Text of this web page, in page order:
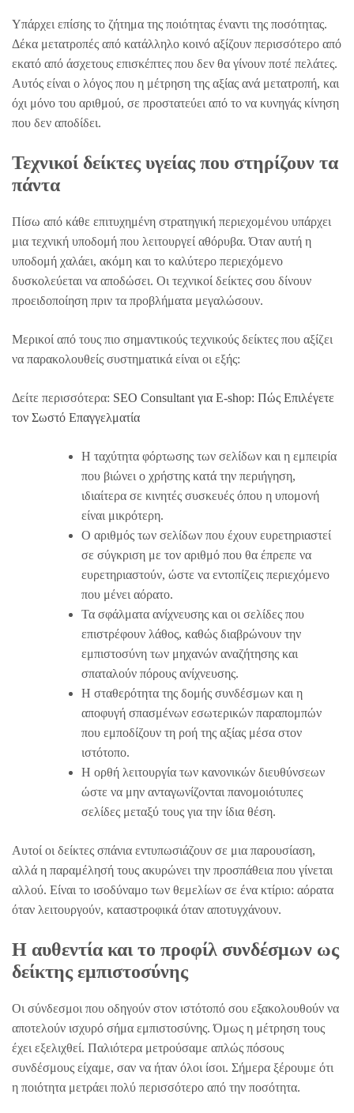
Υπάρχει επίσης το ζήτημα της ποιότητας έναντι της ποσότητας.
Δέκα μετατροπές από κατάλληλο κοινό αξίζουν περισσότερο από
εκατό από άσχετους επισκέπτες που δεν θα γίνουν ποτέ πελάτες.
Αυτός είναι ο λόγος που η μέτρηση της αξίας ανά μετατροπή, και
όχι μόνο του αριθμού, σε προστατεύει από το να κυνηγάς κίνηση
που δεν αποδίδει.
Τεχνικοί δείκτες υγείας που στηρίζουν τα
πάντα
Πίσω από κάθε επιτυχημένη στρατηγική περιεχομένου υπάρχει
μια τεχνική υποδομή που λειτουργεί αθόρυβα. Όταν αυτή η
υποδομή χαλάει, ακόμη και το καλύτερο περιεχόμενο
δυσκολεύεται να αποδώσει. Οι τεχνικοί δείκτες σου δίνουν
προειδοποίηση πριν τα προβλήματα μεγαλώσουν.
Μερικοί από τους πιο σημαντικούς τεχνικούς δείκτες που αξίζει
να παρακολουθείς συστηματικά είναι οι εξής:
Δείτε περισσότερα: SEO Consultant για E-shop: Πώς Επιλέγετε
τον Σωστό Επαγγελματία
Η ταχύτητα φόρτωσης των σελίδων και η εμπειρία
που βιώνει ο χρήστης κατά την περιήγηση,
ιδιαίτερα σε κινητές συσκευές όπου η υπομονή
είναι μικρότερη.
Ο αριθμός των σελίδων που έχουν ευρετηριαστεί
σε σύγκριση με τον αριθμό που θα έπρεπε να
ευρετηριαστούν, ώστε να εντοπίζεις περιεχόμενο
που μένει αόρατο.
Τα σφάλματα ανίχνευσης και οι σελίδες που
επιστρέφουν λάθος, καθώς διαβρώνουν την
εμπιστοσύνη των μηχανών αναζήτησης και
σπαταλούν πόρους ανίχνευσης.
Η σταθερότητα της δομής συνδέσμων και η
αποφυγή σπασμένων εσωτερικών παραπομπών
που εμποδίζουν τη ροή της αξίας μέσα στον
ιστότοπο.
Η ορθή λειτουργία των κανονικών διευθύνσεων
ώστε να μην ανταγωνίζονται πανομοιότυπες
σελίδες μεταξύ τους για την ίδια θέση.
Αυτοί οι δείκτες σπάνια εντυπωσιάζουν σε μια παρουσίαση,
αλλά η παραμέλησή τους ακυρώνει την προσπάθεια που γίνεται
αλλού. Είναι το ισοδύναμο των θεμελίων σε ένα κτίριο: αόρατα
όταν λειτουργούν, καταστροφικά όταν αποτυγχάνουν.
Η αυθεντία και το προφίλ συνδέσμων ως
δείκτης εμπιστοσύνης
Οι σύνδεσμοι που οδηγούν στον ιστότοπό σου εξακολουθούν να
αποτελούν ισχυρό σήμα εμπιστοσύνης. Όμως η μέτρηση τους
έχει εξελιχθεί. Παλιότερα μετρούσαμε απλώς πόσους
συνδέσμους είχαμε, σαν να ήταν όλοι ίσοι. Σήμερα ξέρουμε ότι
η ποιότητα μετράει πολύ περισσότερο από την ποσότητα.